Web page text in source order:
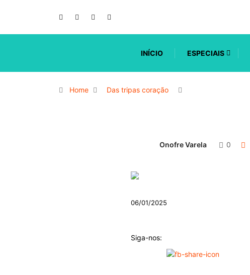
INÍCIO ESPECIAIS
Home Das tripas coração
Onofre Varela 0
06/01/2025
Siga-nos: